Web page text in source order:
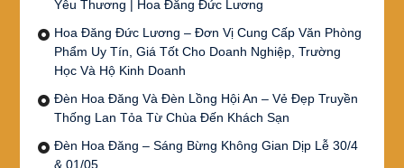
Yêu Thương | Hoa Đăng Đức Lương
Hoa Đăng Đức Lương – Đơn Vị Cung Cấp Văn Phòng
Phẩm Uy Tín, Giá Tốt Cho Doanh Nghiệp, Trường
Học Và Hộ Kinh Doanh
Đèn Hoa Đăng Và Đèn Lồng Hội An – Vẻ Đẹp Truyền
Thống Lan Tỏa Từ Chùa Đến Khách Sạn
Đèn Hoa Đăng – Sáng Bừng Không Gian Dịp Lễ 30/4
& 01/05